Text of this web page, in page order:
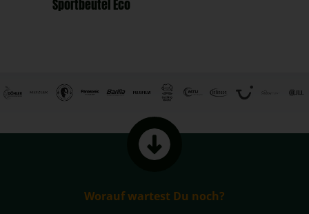
Sportbeutel Eco
Worauf wartest Du noch?